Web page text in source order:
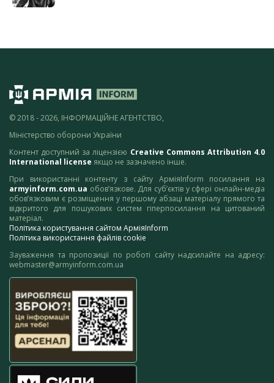
© 2018 - 2026, ІНФОРМАЦІЙНЕ АГЕНТСТВО,
Міністерство оборони України
Контент доступний за ліцензією Creative Commons Attribution 4.0
International license якщо не зазначено інше.
При використанні контенту з сайту АрміяInform посилання на
armyinform.com.ua обов’язкове. Для суб’єктів у сфері онлайн-медіа
обов’язковим є розміщення у першому абзаці матеріалу прямого та
відкритого для пошукових систем гіперпосилання на цитований
матеріал.
Політика користування сайтом АрміяInform
Політика використання файлів cookie
Зауваження та пропозиції по роботі сайту надсилайте на адресу:
webmaster@armyinform.com.ua